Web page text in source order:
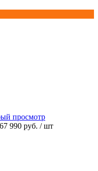
просмотр
67 990 руб. / шт